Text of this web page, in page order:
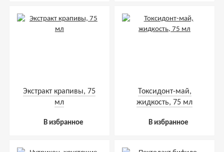
Экстракт крапивы, 75
мл
В избранное
Токсидонт-май,
жидкость, 75 мл
В избранное